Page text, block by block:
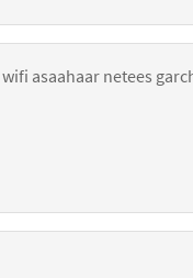
asaahaar netees